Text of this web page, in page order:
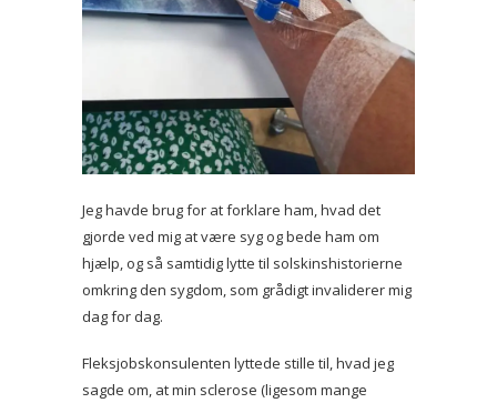
Jeg havde brug for at forklare ham, hvad det
gjorde ved mig at være syg og bede ham om
hjælp, og så samtidig lytte til solskinshistorierne
omkring den sygdom, som grådigt invaliderer mig
dag for dag.
Fleksjobskonsulenten lyttede stille til, hvad jeg
sagde om, at min sclerose (ligesom mange